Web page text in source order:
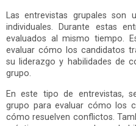
Las entrevistas grupales son
individuales. Durante estas
evaluados al mismo tiempo.
evaluar cómo los candidatos
su liderazgo y habilidades de
grupo.
En este tipo de entrevistas,
grupo para evaluar cómo los
cómo resuelven conflictos.